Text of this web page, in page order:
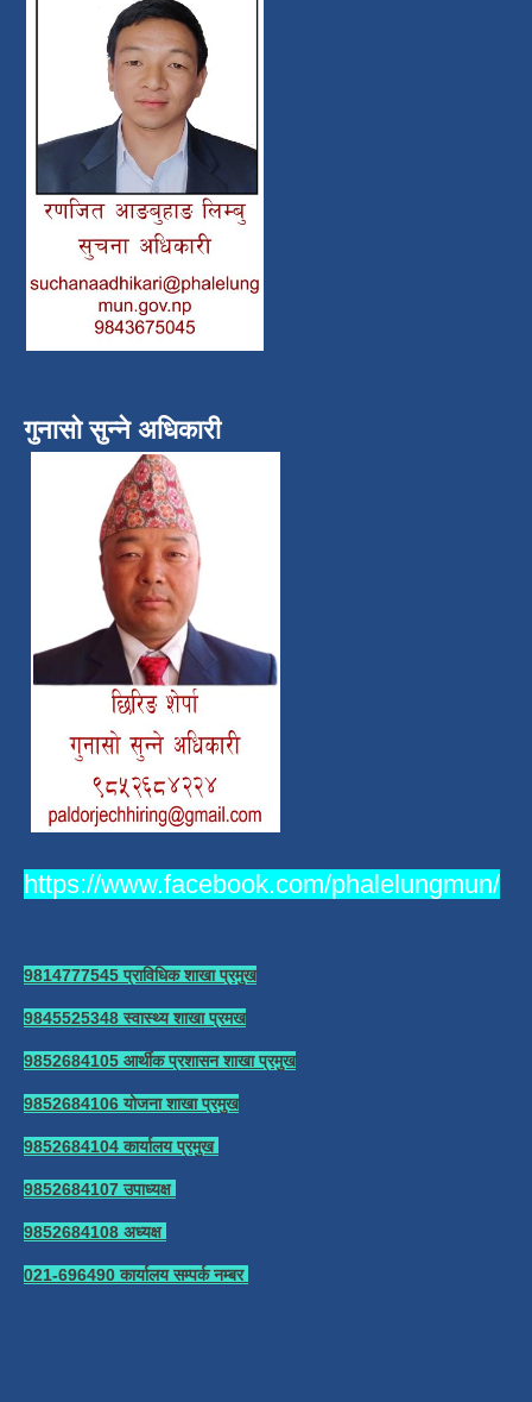
गुनासो सुन्ने अधिकारी
https://www.facebook.com/phalelungmun/
9814777545 प्राविधिक शाखा प्रमुख
9845525348 स्वास्थ्य शाखा प्रमख
9852684105 आर्थीक प्रशासन शाखा प्रमुख
9852684106 योजना शाखा प्रमुख
9852684104 कार्यालय प्रमुख
9852684107 उपाध्यक्ष
9852684108 अध्यक्ष
021-696490 कार्यालय सम्पर्क नम्बर